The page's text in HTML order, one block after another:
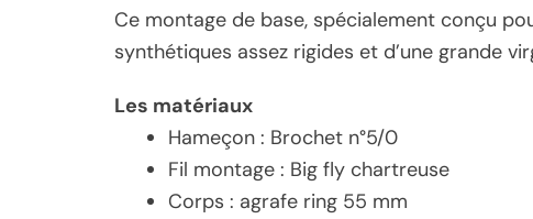
Ce montage de base, spécialement conçu
synthétiques assez rigides et d’une grande
Les matériaux
Hameçon : Brochet n°5/0
Fil montage : Big fly chartreuse
Corps : agrafe ring 55 mm